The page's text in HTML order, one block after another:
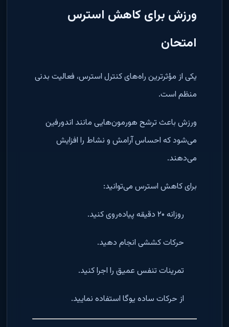
ورزش برای کاهش استرس
امتحان
یکی از مؤثرترین راه‌های کنترل استرس، فعالیت بدنی
منظم است.
ورزش باعث ترشح هورمون‌هایی مانند اندورفین
می‌شود که احساس آرامش و نشاط را افزایش
می‌دهند.
برای کاهش استرس می‌توانید:
روزانه ۲۰ دقیقه پیاده‌روی کنید.
حرکات کششی انجام دهید.
تمرینات تنفس عمیق را اجرا کنید.
از حرکات ساده یوگا استفاده نمایید.